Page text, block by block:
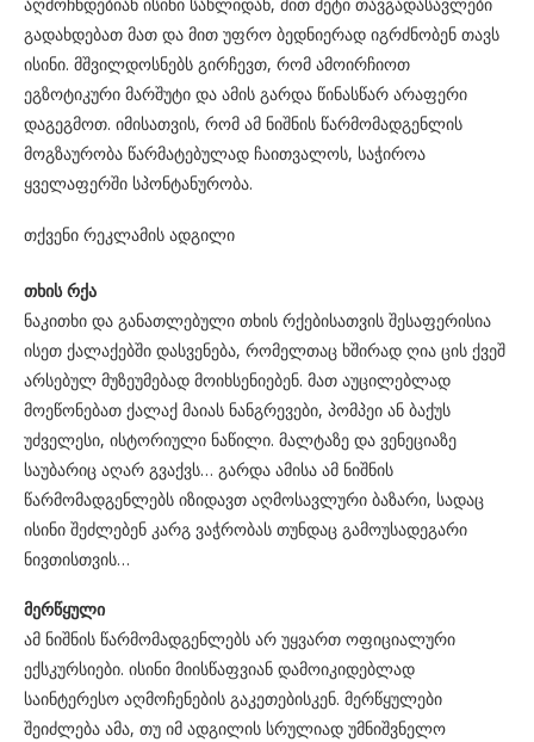
გადახდებათ მათ და მით უფრო ბედნიერად იგრძნობენ თავს
ისინი. მშვილდოსნებს გირჩევთ, რომ ამოირჩიოთ
ეგზოტიკური მარშუტი და ამის გარდა წინასწარ არაფერი
დაგეგმოთ. იმისათვის, რომ ამ ნიშნის წარმომადგენლის
მოგზაურობა წარმატებულად ჩაითვალოს, საჭიროა
ყველაფერში სპონტანურობა.
თქვენი რეკლამის ადგილი
თხის რქა
ნაკითხი და განათლებული თხის რქებისათვის შესაფერისია
ისეთ ქალაქებში დასვენება, რომელთაც ხშირად ღია ცის ქვეშ
არსებულ მუზეუმებად მოიხსენიებენ. მათ აუცილებლად
მოეწონებათ ქალაქ მაიას ნანგრევები, პომპეი ან ბაქუს
უძველესი, ისტორიული ნაწილი. მალტაზე და ვენეციაზე
საუბარიც აღარ გვაქვს… გარდა ამისა ამ ნიშნის
წარმომადგენლებს იზიდავთ აღმოსავლური ბაზარი, სადაც
ისინი შეძლებენ კარგ ვაჭრობას თუნდაც გამოუსადეგარი
ნივთისთვის…
მერწყული
ამ ნიშნის წარმომადგენლებს არ უყვართ ოფიციალური
ექსკურსიები. ისინი მიისწაფვიან დამოიკიდებლად
საინტერესო აღმოჩენების გაკეთებისკენ. მერწყულები
შეიძლება ამა, თუ იმ ადგილის სრულიად უმნიშვნელო